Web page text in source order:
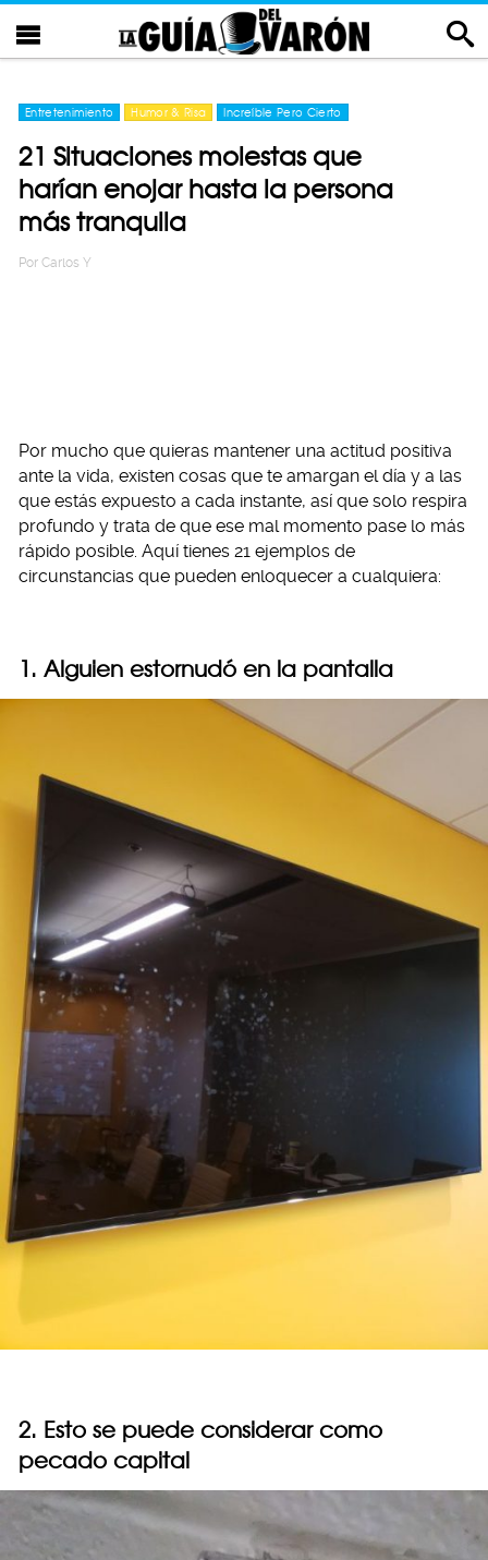
Entretenimiento Humor & Risa Increíble Pero Cierto
21 Situaciones molestas que
harían enojar hasta la persona
más tranquila
Por Carlos Y
Por mucho que quieras mantener una actitud positiva
ante la vida, existen cosas que te amargan el día y a las
que estás expuesto a cada instante, así que solo respira
profundo y trata de que ese mal momento pase lo más
rápido posible. Aquí tienes 21 ejemplos de
circunstancias que pueden enloquecer a cualquiera:
1. Alguien estornudó en la pantalla
2. Esto se puede considerar como
pecado capital